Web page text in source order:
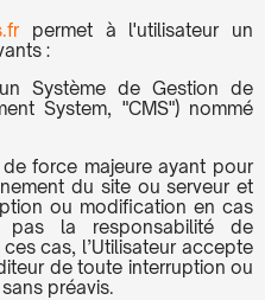
permet à l'utilisateur un
:
Système de Gestion de
System, "CMS") nommé
force majeure ayant pour
du site ou serveur et
ou modification en cas
pas la responsabilité de
ces cas, l’Utilisateur accepte
de toute interruption ou
préavis.